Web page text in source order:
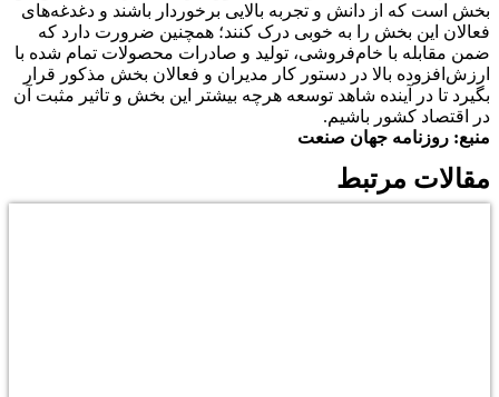
بخش است که از دانش و تجربه بالایی برخوردار باشند و دغدغه‌های
فعالان این بخش را به خوبی درک کنند؛ همچنین ضرورت دارد که
ضمن مقابله با خام‌فروشی، تولید و صادرات محصولات تمام شده با
ارزش‌افزوده بالا در دستور کار مدیران و فعالان بخش مذکور قرار
بگیرد تا در آینده شاهد توسعه هرچه بیشتر این بخش و تاثیر مثبت آن
در اقتصاد کشور باشیم.
منبع: روزنامه جهان صنعت
مقالات مرتبط